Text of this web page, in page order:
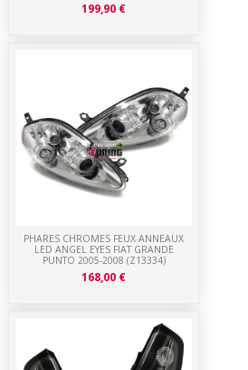
PHARES CHROMES FEUX ANNEAUX
LED ANGEL EYES FIAT GRANDE
PUNTO 2005-2008 (Z13334)
168,00 €
199,90 €